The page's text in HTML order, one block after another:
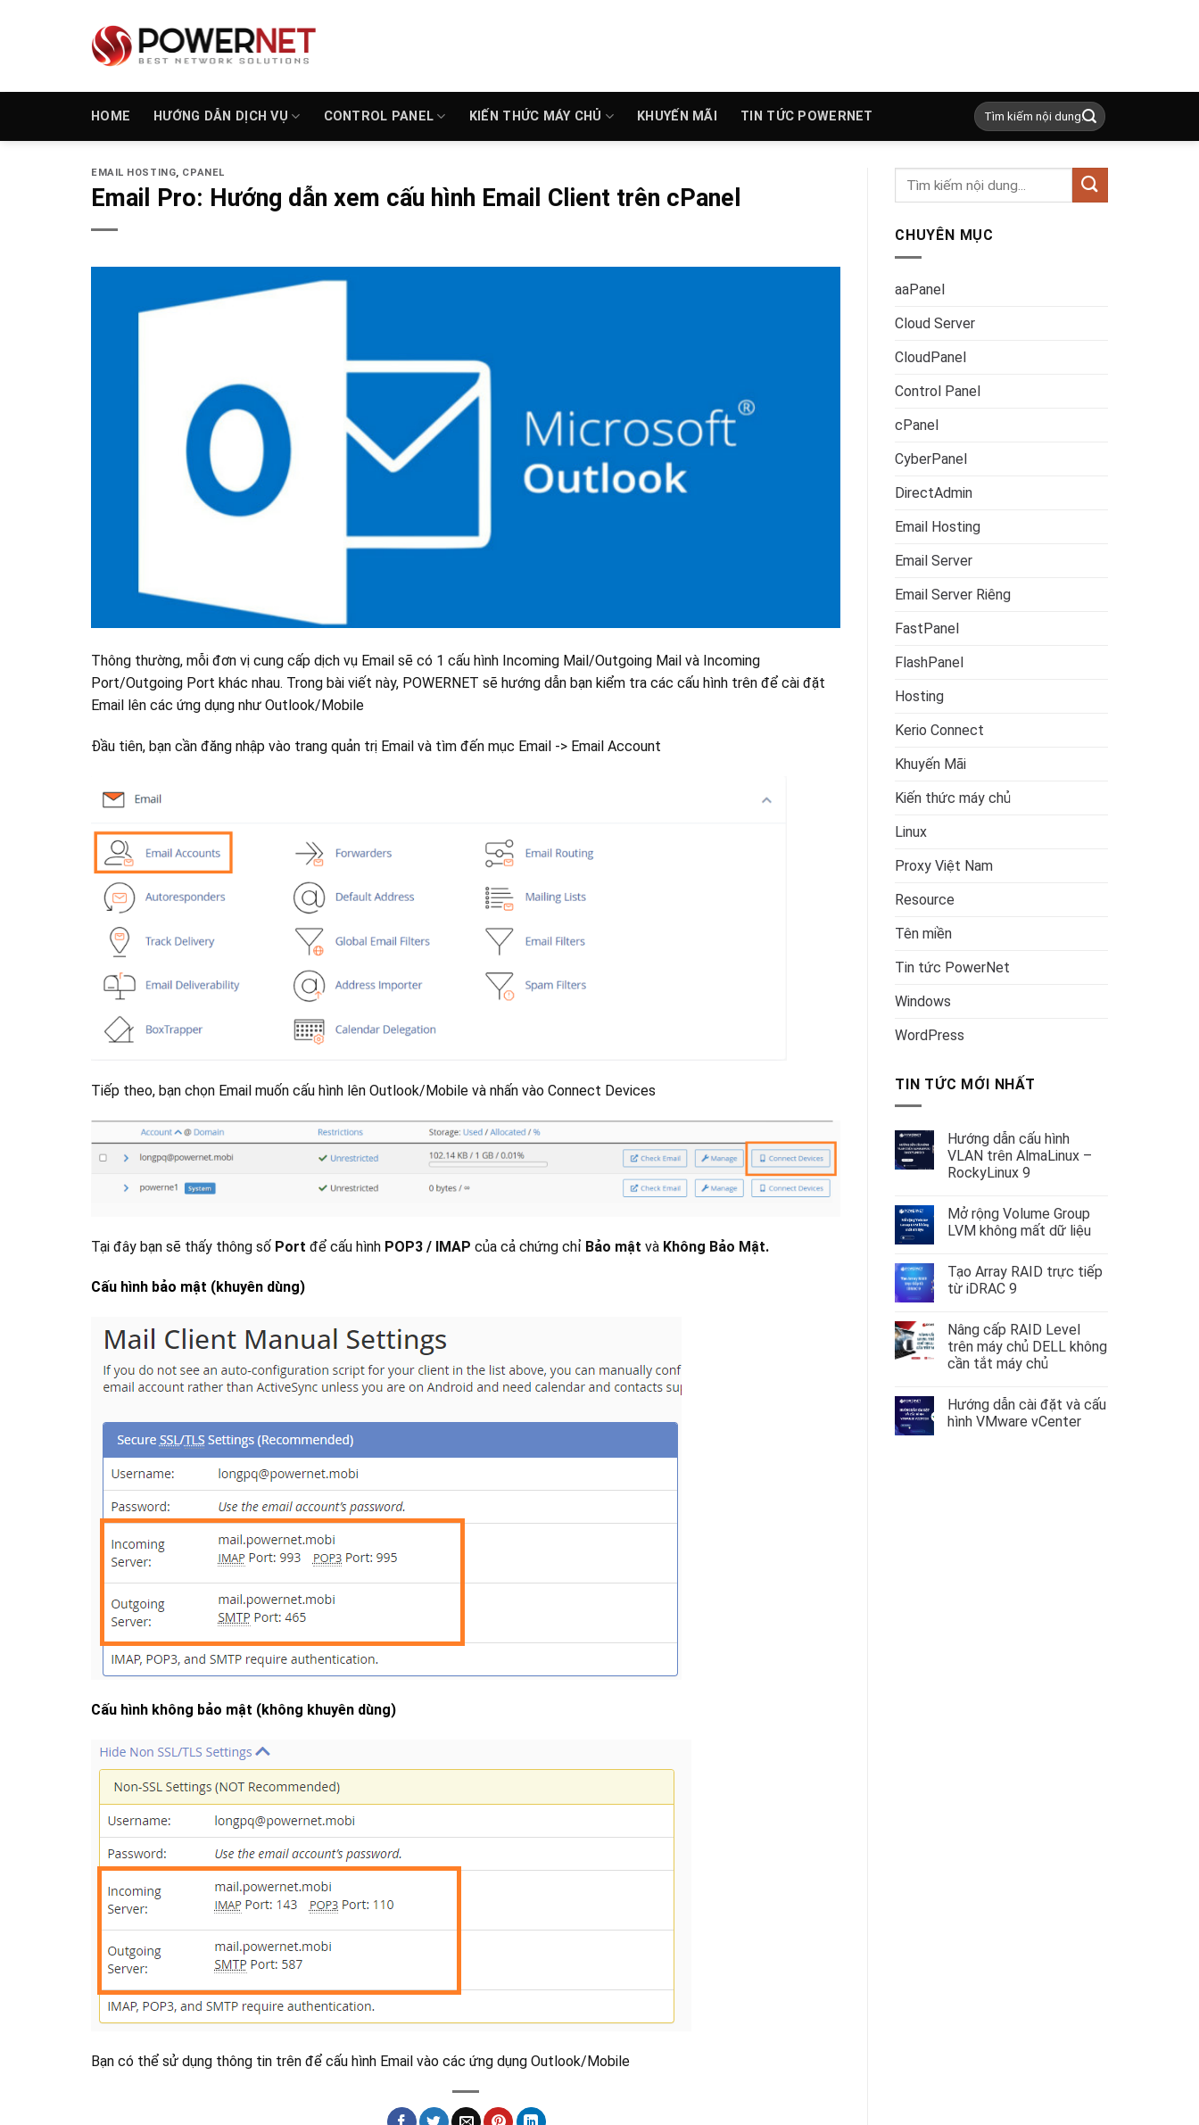
HOME HƯỚNG DẪN DỊCH VỤ CONTROL PANEL KIẾN THỨC MÁY CHỦ KHUYẾN MÃI TIN TỨC POWERNET
EMAIL HOSTING, CPANEL
Email Pro: Hướng dẫn xem cấu hình Email Client trên cPanel
Thông thường, mỗi đơn vị cung cấp dịch vụ Email sẽ có 1 cấu hình Incoming Mail/Outgoing Mail và Incoming
Port/Outgoing Port khác nhau. Trong bài viết này, POWERNET sẽ hướng dẫn bạn kiểm tra các cấu hình trên để cài đặt
Email lên các ứng dụng như Outlook/Mobile
Đầu tiên, bạn cần đăng nhập vào trang quản trị Email và tìm đến mục Email -> Email Account
Tiếp theo, bạn chọn Email muốn cấu hình lên Outlook/Mobile và nhấn vào Connect Devices
Tại đây bạn sẽ thấy thông số Port để cấu hình POP3 / IMAP của cả chứng chỉ Bảo mật và Không Bảo Mật.
Cấu hình bảo mật (khuyên dùng)
Cấu hình không bảo mật (không khuyên dùng)
Bạn có thể sử dụng thông tin trên để cấu hình Email vào các ứng dụng Outlook/Mobile
CHUYÊN MỤC
aaPanel
Cloud Server
CloudPanel
Control Panel
cPanel
CyberPanel
DirectAdmin
Email Hosting
Email Server
Email Server Riêng
FastPanel
FlashPanel
Hosting
Kerio Connect
Khuyến Mãi
Kiến thức máy chủ
Linux
Proxy Việt Nam
Resource
Tên miền
Tin tức PowerNet
Windows
WordPress
TIN TỨC MỚI NHẤT
Hướng dẫn cấu hình
VLAN trên AlmaLinux –
RockyLinux 9
bình
luận
ở
cấu
hình
VLAN
AlmaLinux
–
RockyLinux
9
Mở rộng Volume Group
LVM không mất dữ liệu
bình
luận
ở
Volume
Group
LVM
không
liệu
Tạo Array RAID trực tiếp
từ iDRAC 9
bình
luận
ở
Tạo
trực
tiếp
từ
Nâng cấp RAID Level
trên máy chủ DELL không
cần tắt máy chủ
bình
luận
ở
Hướng dẫn cài đặt và cấu
hình VMware vCenter